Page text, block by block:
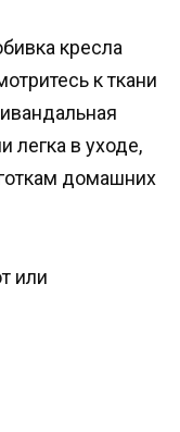
кресла
к ткани
легка в уходе,
домашних
или